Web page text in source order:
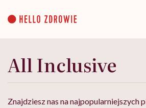
content
All Inclusive
Znajdziesz nas na najpopularniejszych